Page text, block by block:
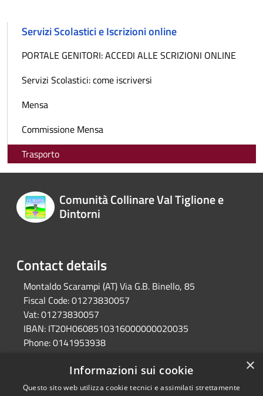
Servizi Scolastici e Iscrizioni online
PORTALE GENITORI: ACCEDI ALLE SCRIZIONI ONLINE
Servizi Scolastici: come iscriversi
Mensa
Commissione Mensa
Trasporto
Comunità Collinare Val Tiglione e
Dintorni
Contact details
Montaldo Scarampi (AT) Via G.B. Binello, 85
Fiscal Code:01273830057
Vat:01273830057
IBAN: IT20H0608510316000000020035
Phone:0141953938
×
Informazioni sui cookie
Questo sito web utilizza cookie tecnici e assimilati strettamente